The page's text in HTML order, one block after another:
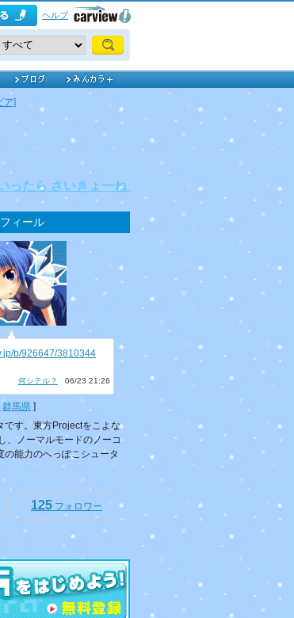
ヘルプ
ア]
ったら さいきょーね！
ィール
b/926647/3810344
何シテル？ 06/23 21:26
群馬県 ]
です。東方Projectをこよな
、ノーマルモードのノーコ
の能力のへっぽこシュータ
125 フォロワー